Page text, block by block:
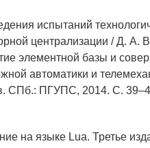
испытаний
централизации / Д. А.
элементной базы и
автоматики и
СПб.: ПГУПС, 2014. С.
на языке Lua. Третье